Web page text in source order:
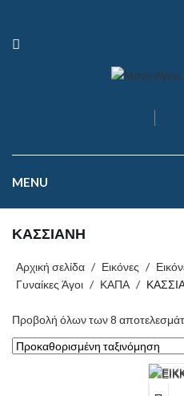
MENU
ΚΑΣΣΙΑΝΗ
Αρχική σελίδα / Εικόνες /
Γυναίκες Άγοι / ΚΑΠΑ /
Προβολή όλων των 8